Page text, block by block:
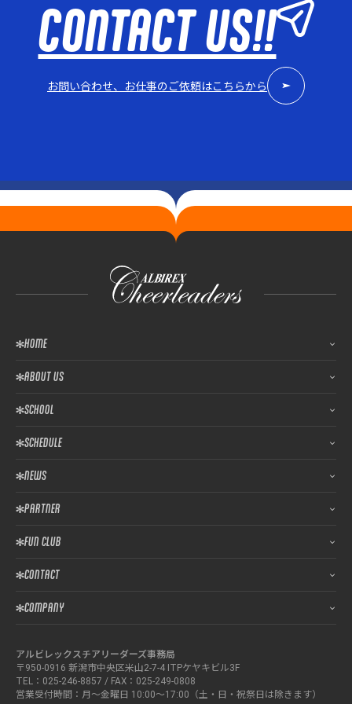
CONTACT US!!
お問い合わせ、お仕事のご依頼はこちらから
HOME
ABOUT US
SCHOOL
SCHEDULE
NEWS
PARTNER
FUN CLUB
CONTACT
COMPANY
アルビレックスチアリーダーズ事務局
〒950-0916 新潟市中央区米山2-7-4 ITPケヤキビル3F
TEL：025-246-8857 / FAX：025-249-0808
営業受付時間：月～金曜日 10:00～17:00（土・日・祝祭日は除きます）